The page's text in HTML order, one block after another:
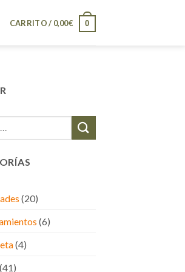
CARRITO / 0,00€ 0
(20)
(6)
(4)